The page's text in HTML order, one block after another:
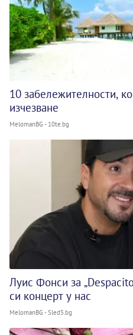
10 забележителности,
изчезване
MelomanBG - 10te.bg
Луис Фонси за
си концерт у нас
MelomanBG - Sled5.bg